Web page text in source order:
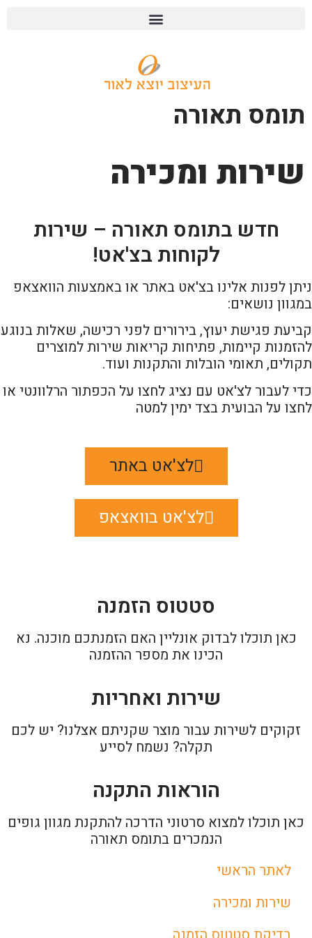
תומס תאורה
שירות ומכירה
חדש בתומס תאורה – שירות
לקוחות בצ'אט!
ניתן לפנות אלינו בצ'אט באתר או באמצעות הוואצאפ
במגוון נושאים:
קביעת פגישת יעוץ, בירורים לפני רכישה, שאלות בנוגע
להזמנות קיימות, פתיחות קריאות שירות למוצרים
תקולים, תאומי הובלות והתקנות ועוד.
כדי לעבור לצ'אט עם נציג לחצו על הכפתור הרלוונטי או
לחצו על הבועית בצד ימין למטה
לצ'אט באתר
לצ'אט בוואצאפ
סטטוס הזמנה
כאן תוכלו לבדוק אונליין האם הזמנתכם מוכנה. נא
הכינו את מספר ההזמנה
שירות ואחריות
זקוקים לשירות עבור מוצר שקניתם אצלנו? יש לכם
תקלה? נשמח לסייע
הוראות התקנה
כאן תוכלו למצוא סרטוני הדרכה להתקנת מגוון גופים
הנמכרים בתומס תאורה
לאתר הראשי
שירות ומכירה